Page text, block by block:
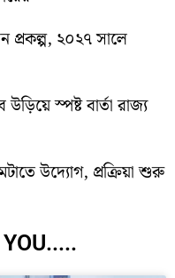
প্রকল্প, ২০২৭ সালে
স্পষ্ট বার্তা রাজ্য
উদ্যোগ, প্রক্রিয়া শুরু